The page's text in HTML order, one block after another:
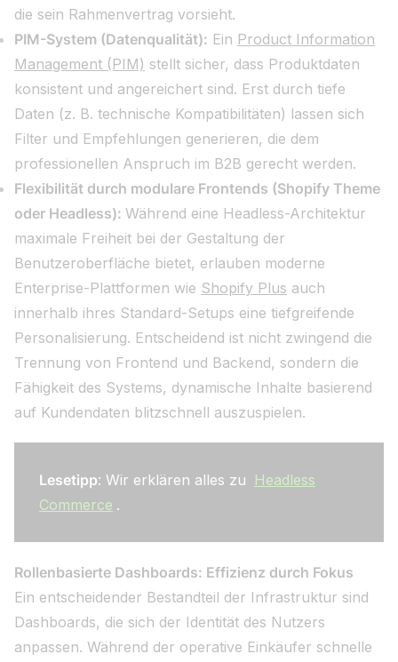
die sein Rahmenvertrag vorsieht.
PIM-System (Datenqualität): Ein Product Information
Management (PIM) stellt sicher, dass Produktdaten
konsistent und angereichert sind. Erst durch tiefe
Daten (z. B. technische Kompatibilitäten) lassen sich
Filter und Empfehlungen generieren, die dem
professionellen Anspruch im B2B gerecht werden.
Flexibilität durch modulare Frontends (Shopify Theme
oder Headless): Während eine Headless-Architektur
maximale Freiheit bei der Gestaltung der
Benutzeroberfläche bietet, erlauben moderne
Enterprise-Plattformen wie Shopify Plus auch
innerhalb ihres Standard-Setups eine tiefgreifende
Personalisierung. Entscheidend ist nicht zwingend die
Trennung von Frontend und Backend, sondern die
Fähigkeit des Systems, dynamische Inhalte basierend
auf Kundendaten blitzschnell auszuspielen.
Lesetipp: Wir erklären alles zu Headless
Commerce .
Rollenbasierte Dashboards: Effizienz durch Fokus
Ein entscheidender Bestandteil der Infrastruktur sind
Dashboards, die sich der Identität des Nutzers
anpassen. Während der operative Einkäufer schnelle